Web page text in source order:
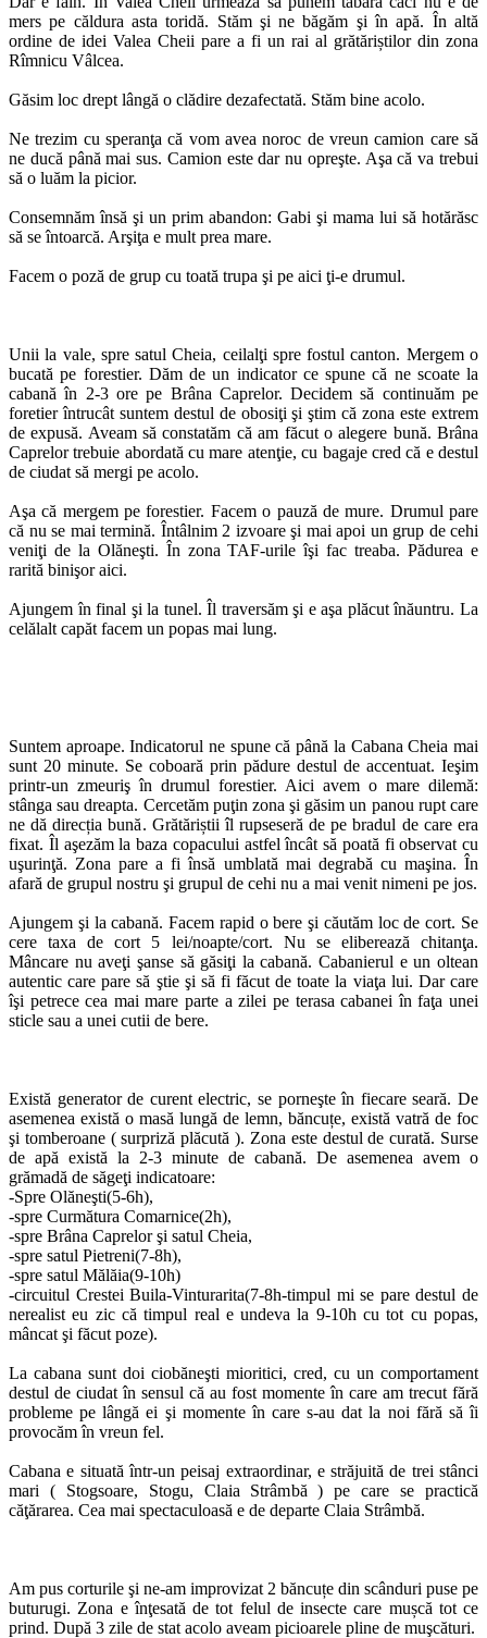
mers pe căldura asta toridă. Stăm şi ne băgăm şi în apă. În altă
ordine de idei Valea Cheii pare a fi un rai al grătăriștilor din zona
Rîmnicu Vâlcea.
Găsim loc drept lângă o clădire dezafectată. Stăm bine acolo.
Ne trezim cu speranţa că vom avea noroc de vreun camion care să
ne ducă până mai sus. Camion este dar nu opreşte. Aşa că va trebui
să o luăm la picior.
Consemnăm însă şi un prim abandon: Gabi şi mama lui să hotărăsc
să se întoarcă. Arşiţa e mult prea mare.
Facem o poză de grup cu toată trupa şi pe aici ţi-e drumul.
Unii la vale, spre satul Cheia, ceilalţi spre fostul canton. Mergem o
bucată pe forestier. Dăm de un indicator ce spune că ne scoate la
cabană în 2-3 ore pe Brâna Caprelor. Decidem să continuăm pe
foretier întrucât suntem destul de obosiţi şi ştim că zona este extrem
de expusă. Aveam să constatăm că am făcut o alegere bună. Brâna
Caprelor trebuie abordată cu mare atenţie, cu bagaje cred că e destul
de ciudat să mergi pe acolo.
Aşa că mergem pe forestier. Facem o pauză de mure. Drumul pare
că nu se mai termină. Întâlnim 2 izvoare şi mai apoi un grup de cehi
veniţi de la Olăneşti. În zona TAF-urile îşi fac treaba. Pădurea e
rarită binişor aici.
Ajungem în final şi la tunel. Îl traversăm şi e aşa plăcut înăuntru. La
celălalt capăt facem un popas mai lung.
Suntem aproape. Indicatorul ne spune că până la Cabana Cheia mai
sunt 20 minute. Se coboară prin pădure destul de accentuat. Ieşim
printr-un zmeuriş în drumul forestier. Aici avem o mare dilemă:
stânga sau dreapta. Cercetăm puţin zona şi găsim un panou rupt care
ne dă direcția bună. Grătăriștii îl rupseseră de pe bradul de care era
fixat. Îl aşezăm la baza copacului astfel încât să poată fi observat cu
uşurinţă. Zona pare a fi însă umblată mai degrabă cu maşina. În
afară de grupul nostru şi grupul de cehi nu a mai venit nimeni pe jos.
Ajungem şi la cabană. Facem rapid o bere şi căutăm loc de cort. Se
cere taxa de cort 5 lei/noapte/cort. Nu se eliberează chitanţa.
Mâncare nu aveţi şanse să găsiţi la cabană. Cabanierul e un oltean
autentic care pare să ştie şi să fi făcut de toate la viaţa lui. Dar care
îşi petrece cea mai mare parte a zilei pe terasa cabanei în faţa unei
sticle sau a unei cutii de bere.
Există generator de curent electric, se porneşte în fiecare seară. De
asemenea există o masă lungă de lemn, băncuțe, există vatră de foc
şi tomberoane ( surpriză plăcută ). Zona este destul de curată. Surse
de apă există la 2-3 minute de cabană. De asemenea avem o
grămadă de săgeţi indicatoare:
-Spre Olăneşti(5-6h),
-spre Curmătura Comarnice(2h),
-spre Brâna Caprelor şi satul Cheia,
-spre satul Pietreni(7-8h),
-spre satul Mălăia(9-10h)
-circuitul Crestei Buila-Vinturarita(7-8h-timpul mi se pare destul de
nerealist eu zic că timpul real e undeva la 9-10h cu tot cu popas,
mâncat şi făcut poze).
La cabana sunt doi ciobăneşti mioritici, cred, cu un comportament
destul de ciudat în sensul că au fost momente în care am trecut fără
probleme pe lângă ei şi momente în care s-au dat la noi fără să îi
provocăm în vreun fel.
Cabana e situată într-un peisaj extraordinar, e străjuită de trei stânci
mari ( Stogsoare, Stogu, Claia Strâmbă ) pe care se practică
căţărarea. Cea mai spectaculoasă e de departe Claia Strâmbă.
Am pus corturile şi ne-am improvizat 2 băncuțe din scânduri puse pe
buturugi. Zona e înţesată de tot felul de insecte care mușcă tot ce
prind. După 3 zile de stat acolo aveam picioarele pline de muşcături.